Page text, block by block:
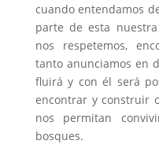
cuando entendamos
parte de esta
nos respetemos,
tanto anunciamos en
fluirá y con él será
encontrar y construir
nos permitan
bosques.